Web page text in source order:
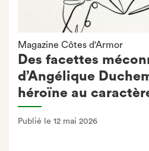
Magazine Côtes d'Armor
Des facettes
d’Angélique
héroïne au
Publié le 12 mai 2026